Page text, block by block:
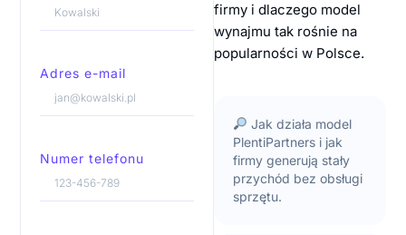
firmy i dlaczego model
wynajmu tak rośnie na
popularności w Polsce.
Jak działa model
PlentiPartners i jak
firmy generują stały
przychód bez obsługi
sprzętu.
Adres e-mail
Numer telefonu